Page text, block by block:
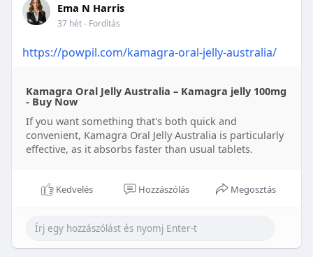
Ema N Harris
37 hét- Fordítás
https://powpil.com/kamagra-oral-jelly-australia/
Kamagra Oral Jelly Australia – Kamagra jelly 100mg
- Buy Now
If you want something that's both quick and
convenient, Kamagra Oral Jelly Australia is particularly
effective, as it absorbs faster than usual tablets.
Kedvelés Hozzászólás Megosztás